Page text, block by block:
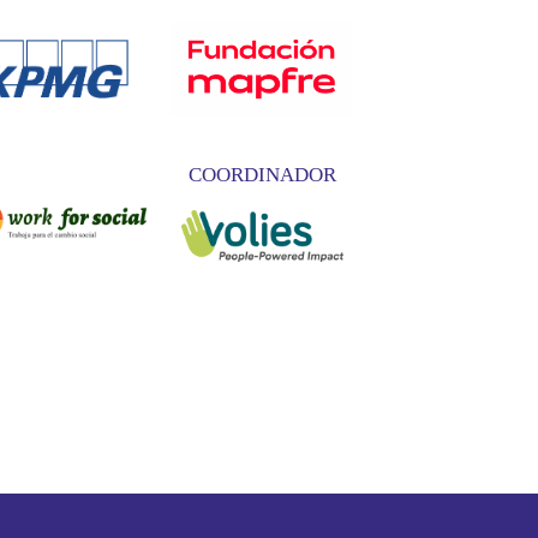
COORDINADOR